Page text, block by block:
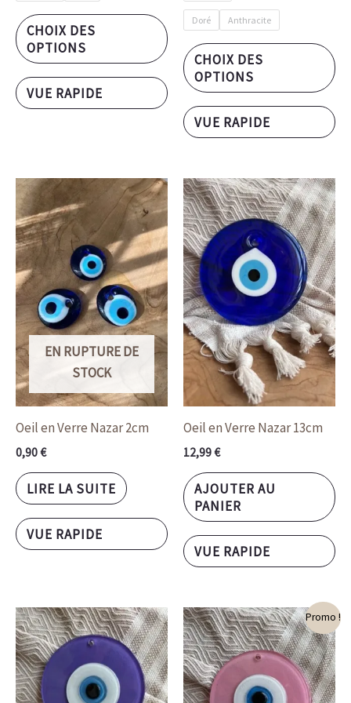
CHOIX DES
OPTIONS
VUE RAPIDE
Doré Anthracite
CHOIX DES
OPTIONS
VUE RAPIDE
EN RUPTURE DE
STOCK
Oeil en Verre Nazar 2cm
0,90€
LIRE LA SUITE
VUE RAPIDE
Oeil en Verre Nazar 13cm
12,99€
AJOUTER AU
PANIER
VUE RAPIDE
Promo !
Le
prix
initial
était :
11,99 €.
Le
prix
actuel
est :
8,00 €.